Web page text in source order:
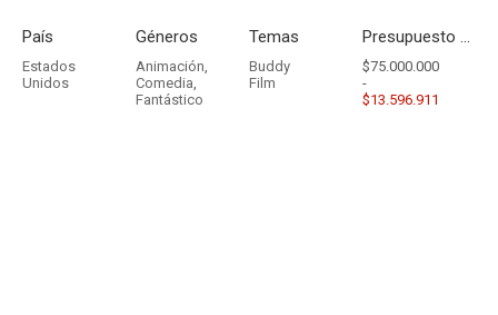
País
Estados
Unidos
Géneros
Animación,
Comedia,
Fantástico
Temas
Buddy
Film
Presupuesto - Ingresos
$75.000.000
-
$13.596.911